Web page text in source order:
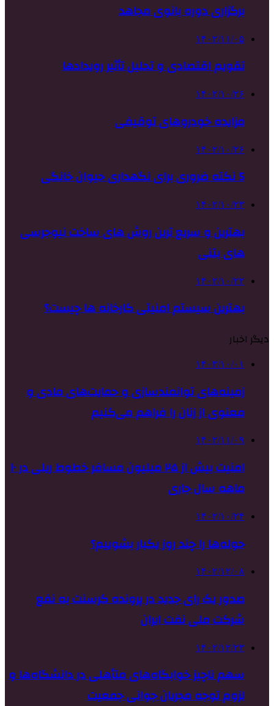
برگزاری دوره بانوی مجاهد
۱۴۰۲/۱۱/۰۵
تقویم اقتصادی و تحلیل تأثیر رویدادها
۱۴۰۲/۱۰/۲۶
مزایده خودروهای توقیفی
۱۴۰۲/۱۰/۲۶
5 نکته ضروری برای نگهداری حیوان خانگی
۱۴۰۲/۱۰/۲۳
بهترین و سریع ترین روش های ساخت نیوجرسی
های بتنی
۱۴۰۲/۱۰/۲۲
بهترین سیستم امنیتی کارخانه ها چیست؟
دیگر اخبار
۱۴۰۳/۱۰/۰۱
زمینه‌های توانمندسازی و حمایت‌های مادی و
معنوی از زنان را فراهم می‌کنیم
۱۴۰۲/۱۱/۰۹
امنیت بیش از ۲۵ میلیون مسافر خطوط ریلی در ۱۰
ماهه سال جاری
۱۴۰۲/۱۰/۲۴
حوله‌ها را چند روز یکبار بشوییم؟
۱۴۰۲/۱۲/۰۸
صدور یک رای جدید در پرونده کرسنت به نفع
شرکت ملی نفت ایران
۱۴۰۲/۱۲/۲۳
سهم ناچیز خوابگاه‌های متأهلی در دانشگاه‌ها و
لزوم توجه مجریان جوانی جمعیت